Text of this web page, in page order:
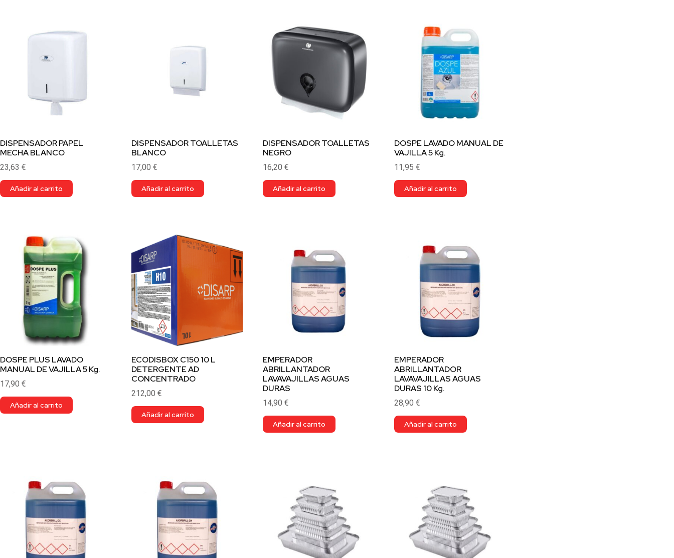
DISPENSADOR PAPEL
MECHA BLANCO
23,63 €
Añadir al carrito
DISPENSADOR TOALLETAS
BLANCO
17,00 €
Añadir al carrito
DISPENSADOR TOALLETAS
NEGRO
16,20 €
Añadir al carrito
DOSPE LAVADO MANUAL DE
VAJILLA 5 Kg.
11,95 €
Añadir al carrito
DOSPE PLUS LAVADO
MANUAL DE VAJILLA 5 Kg.
17,90 €
Añadir al carrito
ECODISBOX C150 10 L
DETERGENTE AD
CONCENTRADO
212,00 €
Añadir al carrito
EMPERADOR
ABRILLANTADOR
LAVAVAJILLAS AGUAS
DURAS
14,90 €
Añadir al carrito
EMPERADOR
ABRILLANTADOR
LAVAVAJILLAS AGUAS
DURAS 10 Kg.
28,90 €
Añadir al carrito